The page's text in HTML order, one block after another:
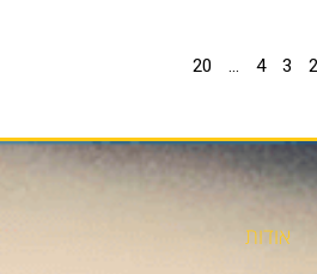
2
3
4
…
20
אודות